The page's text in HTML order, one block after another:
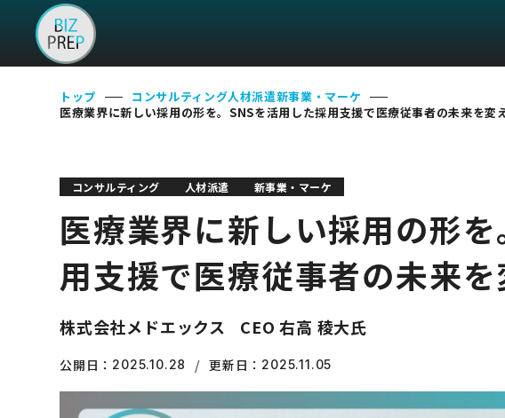
トップ コンサルティング人材派遣新事業・マーケ
医療業界に新しい採用の形を。SNSを活用した採用支援で医療従事者の未来を変
コンサルティング 人材派遣 新事業・マーケ
医療業界に新しい採用の形
用支援で医療従事者の未来を
株式会社メドエックス CEO 右高 稜大氏
公開日： 2025.10.28 更新日： 2025.11.05